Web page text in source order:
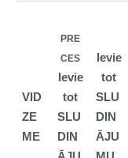
VID
ZE
ME
PRE
CES
Ievie
tot
SLU
DIN
Ievie
tot
SLU
DIN
ĀJU